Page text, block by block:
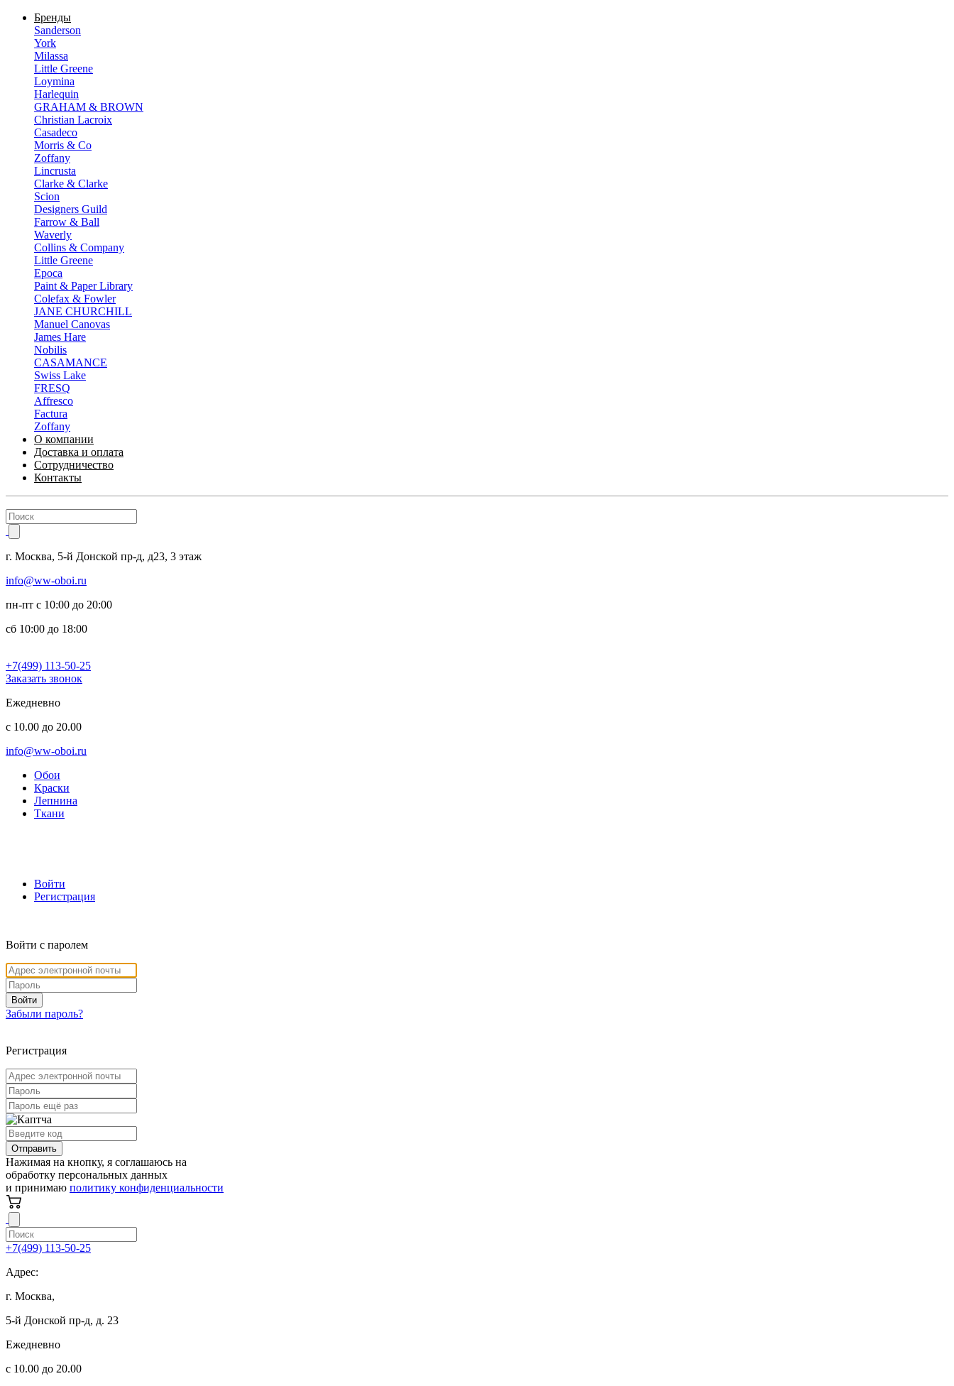
Бренды
Sanderson
York
Milassa
Little Greene
Loymina
Harlequin
GRAHAM & BROWN
Christian Lacroix
Casadeco
Morris & Co
Zoffany
Lincrusta
Clarke & Clarke
Scion
Designers Guild
Farrow & Ball
Waverly
Collins & Company
Little Greene
Epoca
Paint & Paper Library
Colefax & Fowler
JANE CHURCHILL
Manuel Canovas
James Hare
Nobilis
CASAMANCE
Swiss Lake
FRESQ
Affresco
Factura
Zoffany
О компании
Доставка и оплата
Сотрудничество
Контакты
г. Москва, 5-й Донской пр-д, д23, 3 этаж
info@ww-oboi.ru
пн-пт с 10:00 до 20:00
сб 10:00 до 18:00
+7(499) 113-50-25
Заказать звонок
Ежедневно
с 10.00 до 20.00
info@ww-oboi.ru
Обои
Краски
Лепнина
Ткани
Войти
Регистрация
Войти с паролем
Войти
Забыли пароль?
Регистрация
Отправить
Нажимая на кнопку, я соглашаюсь на
обработку персональных данных
и принимаю политику конфиденциальности
+7(499) 113-50-25
Адрес:
г. Москва,
5-й Донской пр-д, д. 23
Ежедневно
с 10.00 до 20.00